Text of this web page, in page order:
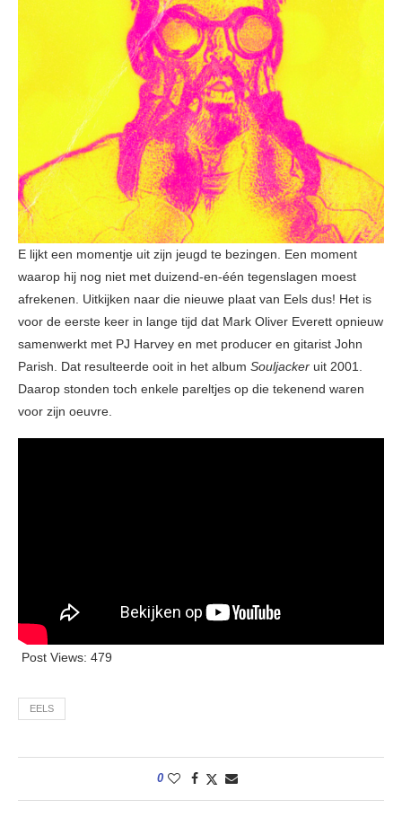
E lijkt een momentje uit zijn jeugd te bezingen. Een moment
waarop hij nog niet met duizend-en-één tegenslagen moest
afrekenen. Uitkijken naar die nieuwe plaat van Eels dus! Het is
voor de eerste keer in lange tijd dat Mark Oliver Everett opnieuw
samenwerkt met PJ Harvey en met producer en gitarist John
Parish. Dat resulteerde ooit in het album Souljacker uit 2001.
Daarop stonden toch enkele pareltjes op die tekenend waren
voor zijn oeuvre.
Post Views: 479
EELS
0